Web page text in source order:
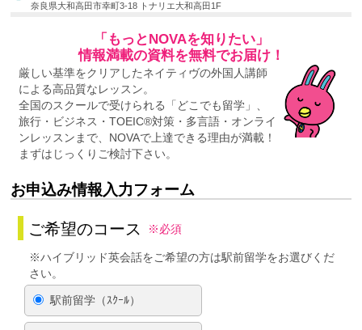
奈良県大和高田市幸町3-18 トナリエ大和高田1F
「もっとNOVAを知りたい」
情報満載の資料を無料でお届け！
厳しい基準をクリアしたネイティヴの外国人講師
による高品質なレッスン。
全国のスクールで受けられる「どこでも留学」、
旅行・ビジネス・TOEIC®対策・多言語・オンライ
ンレッスンまで、NOVAで上達できる理由が満載！
まずはじっくりご検討下さい。
お申込み情報入力フォーム
ご希望のコース ※必須
※ハイブリッド英会話をご希望の方は駅前留学をお選びくだ
さい。
駅前留学（ｽｸｰﾙ）